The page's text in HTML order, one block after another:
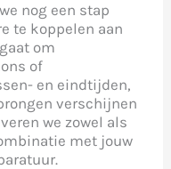
nog een stap
te koppelen aan
om
of
en eindtijden,
verschijnen
we zowel als
met jouw